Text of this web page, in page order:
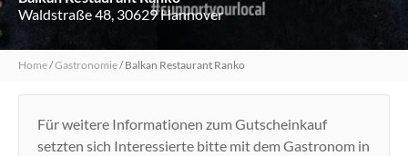
Waldstraße 48, 30629 Hannover
Home/Gastronomie/Balkan Restaurant Ranko
Für weitere Informationen zum Gutscheinkauf
setzten sich Interessierte bitte mit dem Gastronom in